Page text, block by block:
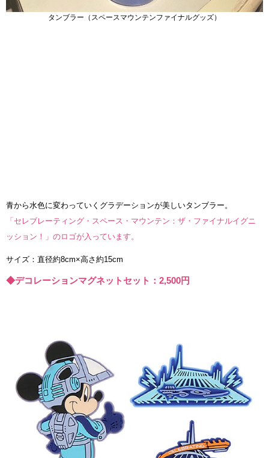
タンブラー（スペースマウンテンファイナルグッズ）
青から水色に変わっていくグラデーションが美しいタンブラー。
「セレブレーティング・スペース・マウンテン：ザ・ファイナルイグニ
ッション！」のロゴが入っています。
サイズ：直径約8cm×高さ約15cm
◆デコレーションマグネットセット：2,500円